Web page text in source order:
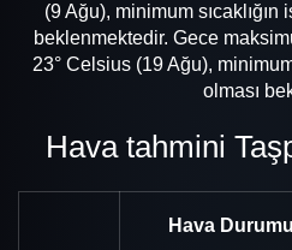
(9 Ağu), minimum sıcaklığın
beklenmektedir. Gece
23° Celsius (19 Ağu),
olması
Hava tahmini
Hava Durumu